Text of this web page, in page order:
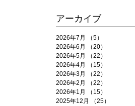
アーカイブ
2026年7月 （5）
2026年6月
（20）
2026年5月
（22）
2026年4月
（15）
2026年3月
（22）
2026年2月
（22）
2026年1月
（15）
2025年12月
（25）